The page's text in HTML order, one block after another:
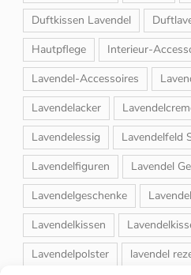
Duftkissen Lavendel
Hautpflege
Interieur-
Lavendel-Accessoires
Lavendelacker
Lavendelessig
Lavendelfeld
Lavendelfiguren
Lavendel
Lavendelgeschenke
Lavendelkissen
Lavendelpolster
lavendel